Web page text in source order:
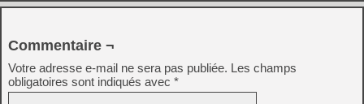
Commentaire ¬
Votre adresse e-mail ne sera pas publiée. Les champs
obligatoires sont indiqués avec *